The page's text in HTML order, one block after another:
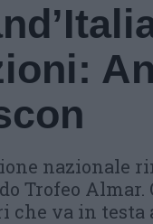
nazionale
Trofeo
che va in testa